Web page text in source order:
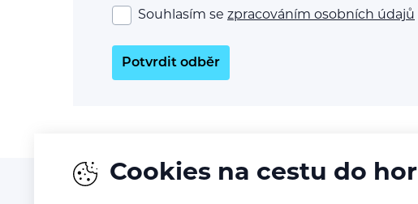
Souhlasím se zpracováním osobních údajů
Potvrdit odběr
Cookies na cestu do hor